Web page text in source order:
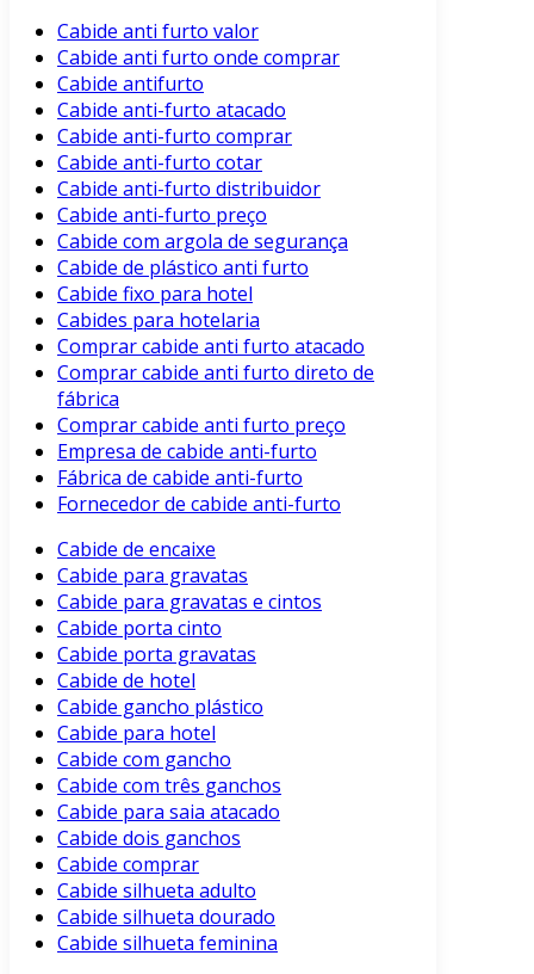
Cabide anti furto valor
Cabide anti furto onde comprar
Cabide antifurto
Cabide anti-furto atacado
Cabide anti-furto comprar
Cabide anti-furto cotar
Cabide anti-furto distribuidor
Cabide anti-furto preço
Cabide com argola de segurança
Cabide de plástico anti furto
Cabide fixo para hotel
Cabides para hotelaria
Comprar cabide anti furto atacado
Comprar cabide anti furto direto de
fábrica
Comprar cabide anti furto preço
Empresa de cabide anti-furto
Fábrica de cabide anti-furto
Fornecedor de cabide anti-furto
Cabide de encaixe
Cabide para gravatas
Cabide para gravatas e cintos
Cabide porta cinto
Cabide porta gravatas
Cabide de hotel
Cabide gancho plástico
Cabide para hotel
Cabide com gancho
Cabide com três ganchos
Cabide para saia atacado
Cabide dois ganchos
Cabide comprar
Cabide silhueta adulto
Cabide silhueta dourado
Cabide silhueta feminina